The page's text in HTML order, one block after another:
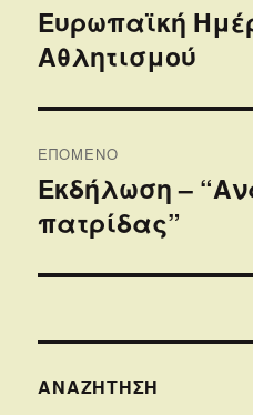
άρθρων
Προηγούμενο
άρθρο:
Ευρωπαϊκή
Αθλητισμού
ΕΠΌΜΕΝΟ
Επόμενο
άρθρο:
Εκδήλωση –
πατρίδας”
ΑΝΑΖΉΤΗΣΗ